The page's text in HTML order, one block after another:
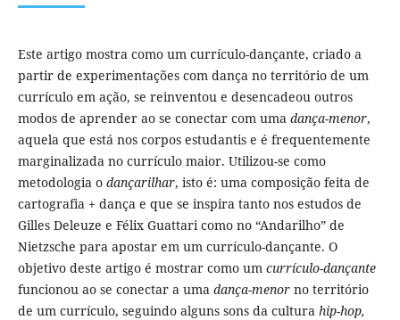
Este artigo mostra como um currículo-dançante, criado a
partir de experimentações com dança no território de um
currículo em ação, se reinventou e desencadeou outros
modos de aprender ao se conectar com uma dança-menor,
aquela que está nos corpos estudantis e é frequentemente
marginalizada no currículo maior. Utilizou-se como
metodologia o dançarilhar, isto é: uma composição feita de
cartografia + dança e que se inspira tanto nos estudos de
Gilles Deleuze e Félix Guattari como no “Andarilho” de
Nietzsche para apostar em um currículo-dançante. O
objetivo deste artigo é mostrar como um currículo-dançante
funcionou ao se conectar a uma dança-menor no território
de um currículo, seguindo alguns sons da cultura hip-hop,